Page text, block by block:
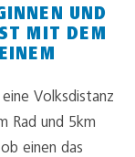
UND
MIT DEM
Volksdistanz
Rad und 5km
einen das